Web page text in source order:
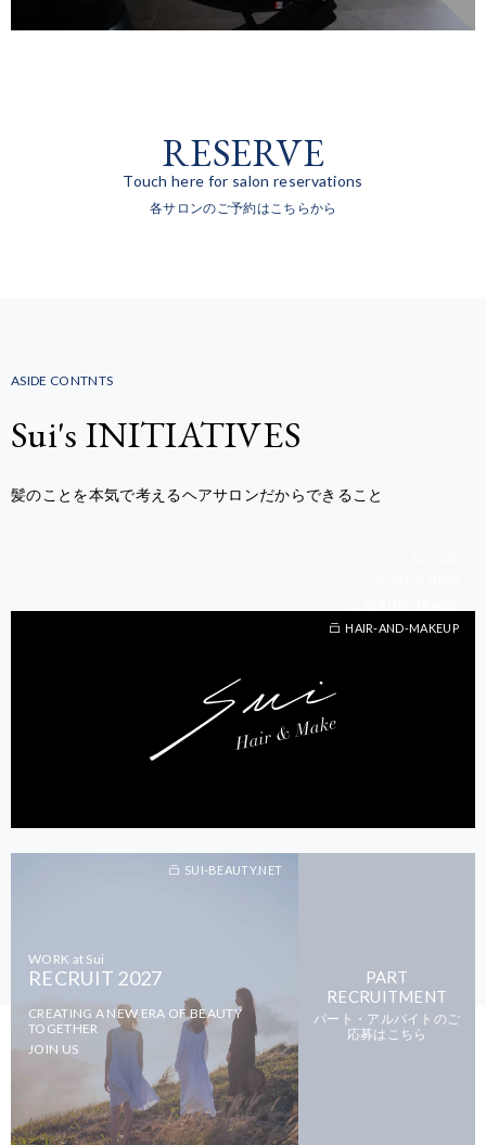
RESERVE
Touch here for salon reservations
各サロンのご予約はこちらから
ASIDE CONTNTS
Sui's INITIATIVES
髪のことを本気で考えるヘアサロンだからできること
HAIR-AND-MAKEUP
WORK at Sui
RECRUIT 2027
CREATING A NEW ERA OF BEAUTY
TOGETHER
JOIN US
SUI-BEAUTY.NET
PART
RECRUITMENT
パート・アルバイトのご
応募はこちら